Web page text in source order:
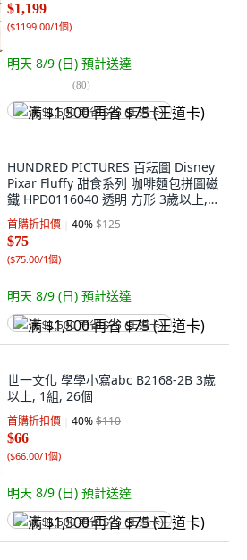
$1,199
($1199.00/1個)
明天 8/9 (日) 預計送達
(80)
满 $1,500 再省 $75 (王道卡)
HUNDRED PICTURES 百耘圖 Disney
Pixar Fluffy 甜食系列 咖啡麵包拼圖磁
鐵 HPD0116040 透明 方形 3歲以上,
16片, 1盒
首購折扣價 40%$125
$75
($75.00/1個)
明天 8/9 (日) 預計送達
满 $1,500 再省 $75 (王道卡)
世一文化 學學小寫abc B2168-2B 3歲
以上, 1組, 26個
首購折扣價 40%$110
$66
($66.00/1個)
明天 8/9 (日) 預計送達
满 $1,500 再省 $75 (王道卡)